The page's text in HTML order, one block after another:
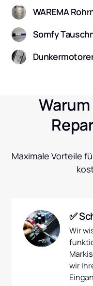
WAREMA
Somfy
Maximale Vorteile
✅
Wir
wir